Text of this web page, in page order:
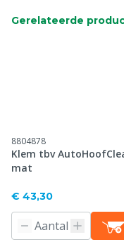
Gerelateerde
8804878
Klem tbv
mat
€ 43,30